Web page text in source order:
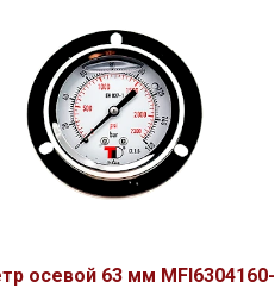
осевой 63 мм MFI6304160-